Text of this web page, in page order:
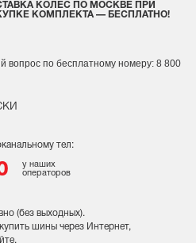
тел:
у наших
операторов
(без выходных).
шины через Интернет,
КОЛЕС ПО МОСКВЕ ПРИ
КОМПЛЕКТА — БЕСПЛАТНО!
вопрос по бесплатному номеру: 8 800